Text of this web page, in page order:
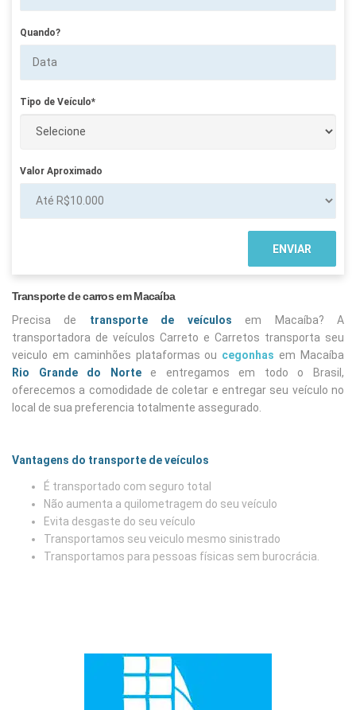
Quando?
Tipo de Veículo*
Valor Aproximado
Transporte de carros em Macaíba
Precisa de transporte de veículos em Macaíba? A
transportadora de veículos Carreto e Carretos transporta seu
veiculo em caminhões plataformas ou cegonhas em Macaíba
Rio Grande do Nortee entregamos em todo o Brasil,
oferecemos a comodidade de coletar e entregar seu veículo no
local de sua preferencia totalmente assegurado.
Vantagens do transporte de veículos
É transportado com seguro total
Não aumenta a quilometragem do seu veículo
Evita desgaste do seu veículo
Transportamos seu veiculo mesmo sinistrado
Transportamos para pessoas físicas sem burocrácia.